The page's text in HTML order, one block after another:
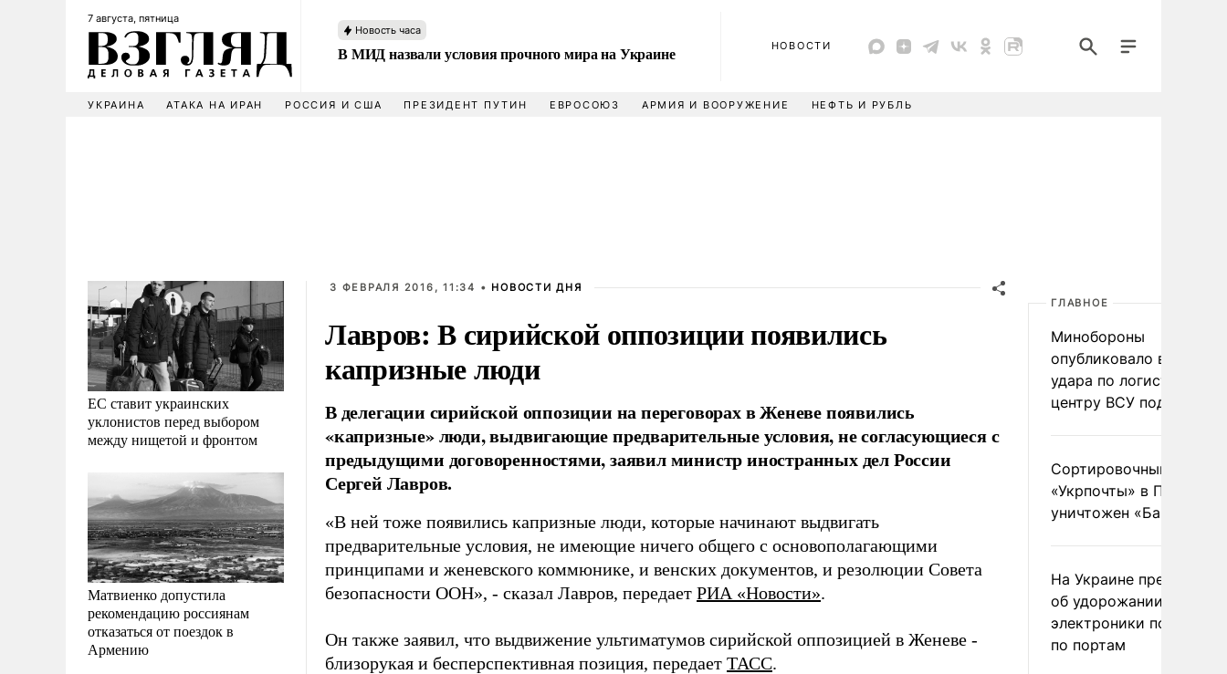
7 августа, пятница
Новость часа
В МИД назвали условия прочного мира на Украине НОВОСТИ
УКРАИНА АТАКА НА ИРАН РОССИЯ И США ПРЕЗИДЕНТ ПУТИН ЕВРОСОЮЗ АРМИЯ И ВООРУЖЕНИЕ НЕФТЬ И РУБЛЬ
ЕС ставит украинских
уклонистов перед выбором
между нищетой и фронтом
Матвиенко допустила
рекомендацию россиянам
отказаться от поездок в
Армению
3 ФЕВРАЛЯ 2016, 11:34 • НОВОСТИ ДНЯ
Лавров: В сирийской оппозиции появились
капризные люди
В делегации сирийской оппозиции на переговорах в Женеве появились
«капризные» люди, выдвигающие предварительные условия, не согласующиеся с
предыдущими договоренностями, заявил министр иностранных дел России
Сергей Лавров.
«В ней тоже появились капризные люди, которые начинают выдвигать
предварительные условия, не имеющие ничего общего с основополагающими
принципами и женевского коммюнике, и венских документов, и резолюции Совета
безопасности ООН», - сказал Лавров, передает РИА «Новости».
Он также заявил, что выдвижение ультиматумов сирийской оппозицией в Женеве -
близорукая и бесперспективная позиция, передает ТАСС.
ГЛАВНОЕ
Минобороны
опубликовало видео
удара по
центру ВСУ под Киевом
Сортировочный пункт
«Укрпочты» в
уничтожен
На Украине
об удорожании
электроники после
по портам